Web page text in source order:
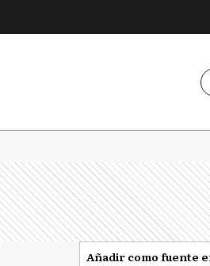
Añadir como fuente